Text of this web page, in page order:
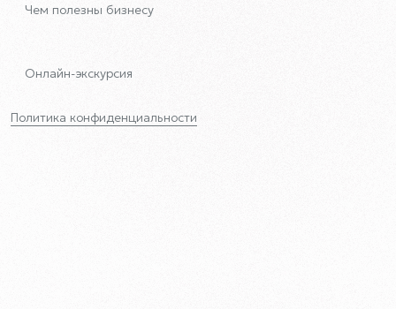
Чем полезны бизнесу
Онлайн-экскурсия
Политика конфиденциальности